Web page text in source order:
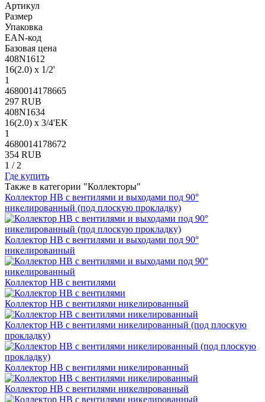
Артикул
Размер
Упаковка
EAN-код
Базовая цена
408N1612
16(2.0) х 1/2'
1
4680014178665
297 RUB
408N1634
16(2.0) х 3/4'EK
1
4680014178672
354 RUB
1 / 2
Где купить
Также в категории "Коллекторы"
Коллектор НВ с вентилями и выходами под 90°
никелированный (под плоскую прокладку)
Коллектор НВ с вентилями и выходами под 90°
никелированный
Коллектор НВ с вентилями
Коллектор НВ с вентилями никелированный
Коллектор НВ с вентилями никелированный (под плоскую
прокладку)
Коллектор НВ с вентилями никелированный
Коллектор НВ с вентилями никелированный